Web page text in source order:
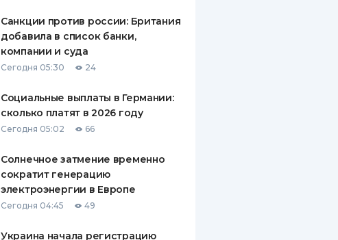
Санкции против россии: Британия
добавила в список банки,
компании и суда
Сегодня 05:30 24
Социальные выплаты в Германии:
сколько платят в 2026 году
Сегодня 05:02 66
Солнечное затмение временно
сократит генерацию
электроэнергии в Европе
Сегодня 04:45 49
Украина начала регистрацию